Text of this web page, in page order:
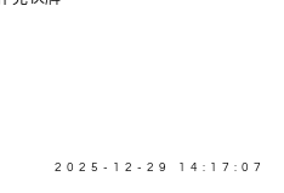
2025-12-29 14:17:07